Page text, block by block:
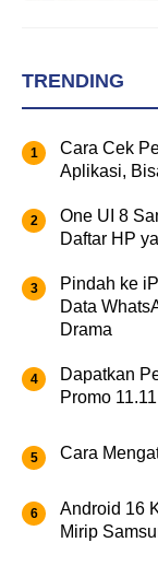
TRENDING
Cara Cek
Aplikasi,
One UI 8
Daftar HP
Pindah ke
Data
Drama
Dapatkan
Promo 11.11
Cara
Android 16
Mirip